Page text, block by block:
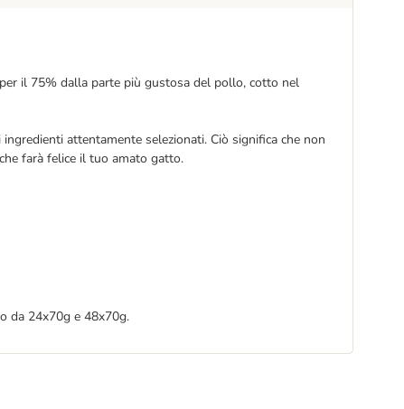
il 75% dalla parte più gustosa del pollo, cotto nel
attentamente selezionati. Ciò significa che non
farà felice il tuo amato gatto.
da 24x70g e 48x70g.